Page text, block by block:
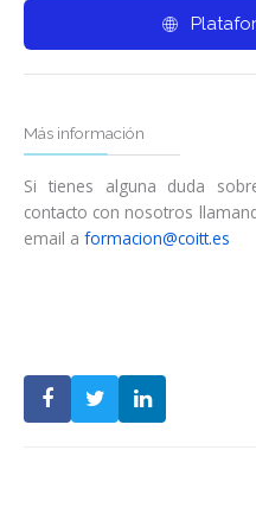
Más información
Si tienes alguna duda
contacto con nosotros
email a formacion@coitt.es